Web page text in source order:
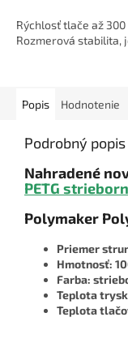
Rýchlosť tlače až
Rozmerová stabilita,
Popis Hodnotenie
Podrobný popis
Nahradené
PETG
Polymaker
Priemer
Hmotnosť:
Farba:
Teplota
Teplota